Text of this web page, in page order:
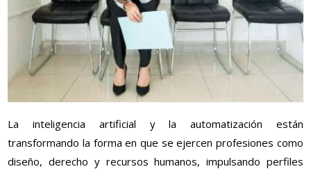
La inteligencia artificial y la automatización están
transformando la forma en que se ejercen profesiones como
diseño, derecho y recursos humanos, impulsando perfiles